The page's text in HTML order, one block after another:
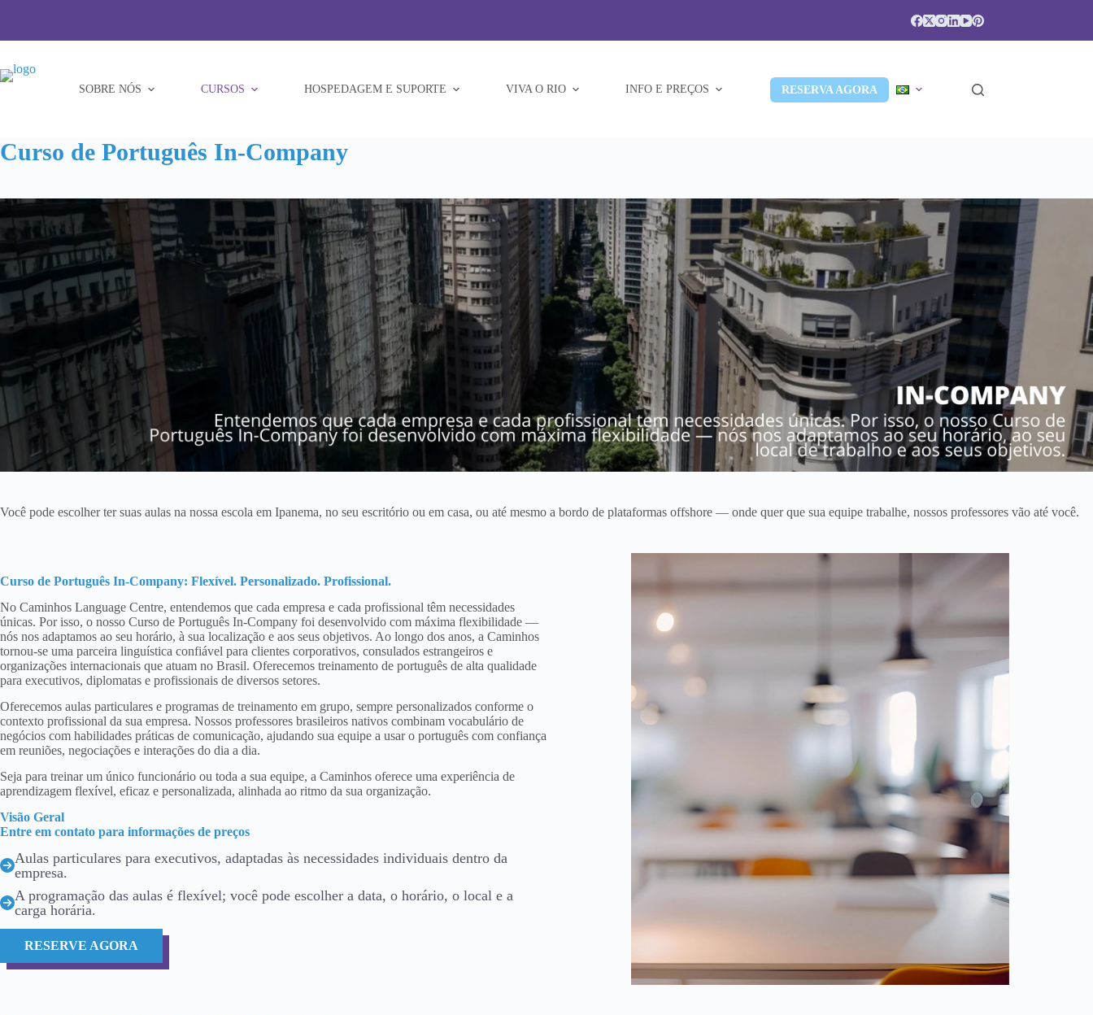
SOBRE NÓS CURSOS HOSPEDAGEM E SUPORTE VIVA O RIO INFO E PREÇOS RESERVA AGORA
Curso de Português In-Company
Você pode escolher ter suas aulas na nossa escola em Ipanema, no seu escritório ou em casa, ou até mesmo a bordo de plataformas offshore — onde quer que sua equipe trabalhe, nossos professores vão até você.
Curso de Português In-Company: Flexível. Personalizado. Profissional.
No Caminhos Language Centre, entendemos que cada empresa e cada profissional têm necessidades
únicas. Por isso, o nosso Curso de Português In-Company foi desenvolvido com máxima flexibilidade —
nós nos adaptamos ao seu horário, à sua localização e aos seus objetivos. Ao longo dos anos, a Caminhos
tornou-se uma parceira linguística confiável para clientes corporativos, consulados estrangeiros e
organizações internacionais que atuam no Brasil. Oferecemos treinamento de português de alta qualidade
para executivos, diplomatas e profissionais de diversos setores.
Oferecemos aulas particulares e programas de treinamento em grupo, sempre personalizados conforme o
contexto profissional da sua empresa. Nossos professores brasileiros nativos combinam vocabulário de
negócios com habilidades práticas de comunicação, ajudando sua equipe a usar o português com confiança
em reuniões, negociações e interações do dia a dia.
Seja para treinar um único funcionário ou toda a sua equipe, a Caminhos oferece uma experiência de
aprendizagem flexível, eficaz e personalizada, alinhada ao ritmo da sua organização.
Visão Geral
Entre em contato para informações de preços
Aulas particulares para executivos, adaptadas às necessidades individuais dentro da
empresa.
A programação das aulas é flexível; você pode escolher a data, o horário, o local e a
carga horária.
RESERVE AGORA